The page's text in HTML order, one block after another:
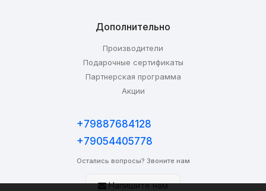
Дополнительно
Производители
Подарочные сертификаты
Партнерская программа
Акции
+79887684128
+79054405778
Остались вопросы? Звоните нам
Напишите нам